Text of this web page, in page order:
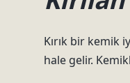
Kırık bir kemik
hale gelir.